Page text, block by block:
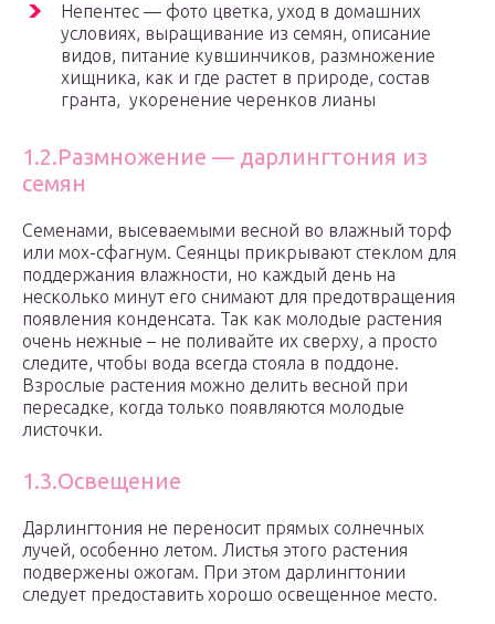
Непентес — фото цветка, уход в домашних
условиях, выращивание из семян, описание
видов, питание кувшинчиков, размножение
хищника, как и где растет в природе, состав
гранта, укоренение черенков лианы
1.2.Размножение — дарлингтония из
семян
Семенами, высеваемыми весной во влажный торф
или мох-сфагнум. Сеянцы прикрывают стеклом для
поддержания влажности, но каждый день на
несколько минут его снимают для предотвращения
появления конденсата. Так как молодые растения
очень нежные – не поливайте их сверху, а просто
следите, чтобы вода всегда стояла в поддоне.
Взрослые растения можно делить весной при
пересадке, когда только появляются молодые
листочки.
1.3.Освещение
Дарлингтония не переносит прямых солнечных
лучей, особенно летом. Листья этого растения
подвержены ожогам. При этом дарлингтонии
следует предоставить хорошо освещенное место.